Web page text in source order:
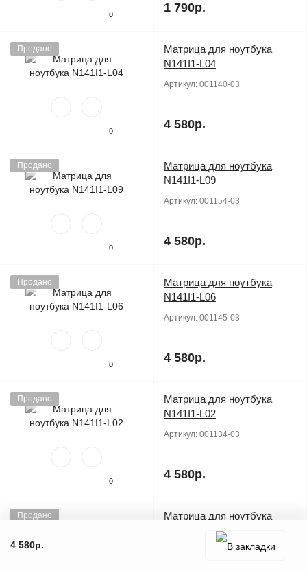
0 1 790р.
Продано
0
Матрица для ноутбука
N141I1-L04
Артикул: 001140-03
4 580р.
Продано
0
Матрица для ноутбука
N141I1-L09
Артикул: 001154-03
4 580р.
Продано
0
Матрица для ноутбука
N141I1-L06
Артикул: 001145-03
4 580р.
Продано
0
Матрица для ноутбука
N141I1-L02
Артикул: 001134-03
4 580р.
Продано
Матрица для ноутбука
001130-03
4 580р.